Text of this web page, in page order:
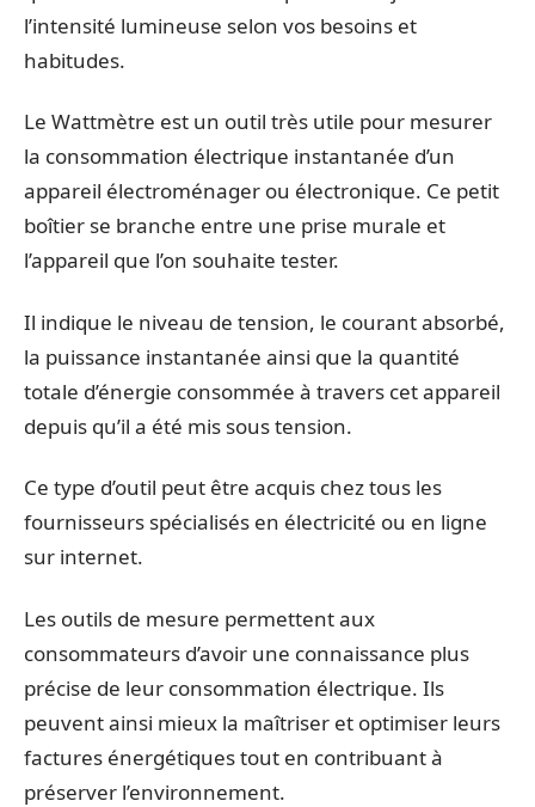
l’intensité lumineuse selon vos besoins et
habitudes.
Le Wattmètre est un outil très utile pour mesurer
la consommation électrique instantanée d’un
appareil électroménager ou électronique. Ce petit
boîtier se branche entre une prise murale et
l’appareil que l’on souhaite tester.
Il indique le niveau de tension, le courant absorbé,
la puissance instantanée ainsi que la quantité
totale d’énergie consommée à travers cet appareil
depuis qu’il a été mis sous tension.
Ce type d’outil peut être acquis chez tous les
fournisseurs spécialisés en électricité ou en ligne
sur internet.
Les outils de mesure permettent aux
consommateurs d’avoir une connaissance plus
précise de leur consommation électrique. Ils
peuvent ainsi mieux la maîtriser et optimiser leurs
factures énergétiques tout en contribuant à
préserver l’environnement.